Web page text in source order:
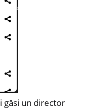
găsi un director